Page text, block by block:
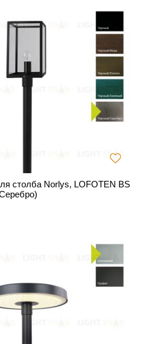
столба Norlys, LOFOTEN BS